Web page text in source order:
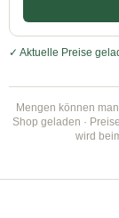
✓ Aktuelle Preise
Mengen können
Shop geladen ·
wird